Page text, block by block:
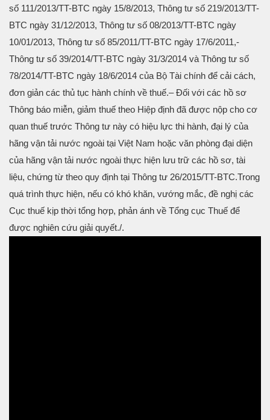
số 111/2013/TT-BTC ngày 15/8/2013, Thông tư số 219/2013/TT-
BTC ngày 31/12/2013, Thông tư số 08/2013/TT-BTC ngày
10/01/2013, Thông tư số 85/2011/TT-BTC ngày 17/6/2011,­­
Thông tư số 39/2014/TT-BTC ngày 31/3/2014 và Thông tư số
78/2014/TT-BTC ngày 18/6/2014 của Bộ Tài chính để cải cách,
đơn giản các thủ tục hành chính về thuế.– Đối với các hồ sơ
Thông báo miễn, giảm thuế theo Hiệp định đã được nộp cho cơ
quan thuế trước Thông tư này có hiệu lực thi hành, đại lý của
hãng vận tải nước ngoài tại Việt Nam hoặc văn phòng đại diện
của hãng vận tải nước ngoài thực hiện lưu trữ các hồ sơ, tài
liệu, chứng từ theo quy định tại Thông tư 26/2015/TT-BTC.Trong
quá trình thực hiện, nếu có khó khăn, vướng mắc, đề nghị các
Cục thuế kịp thời tổng hợp, phản ánh về Tổng cục Thuế để
được nghiên cứu giải quyết./.